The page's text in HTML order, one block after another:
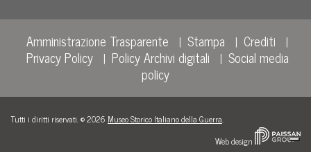
Amministrazione Trasparente Stampa
Crediti
Privacy Policy
Policy Archivi digitali
Social media
policy
Tutti i diritti riservati. © 2026 Museo Storico Italiano della Guerra.
Web design